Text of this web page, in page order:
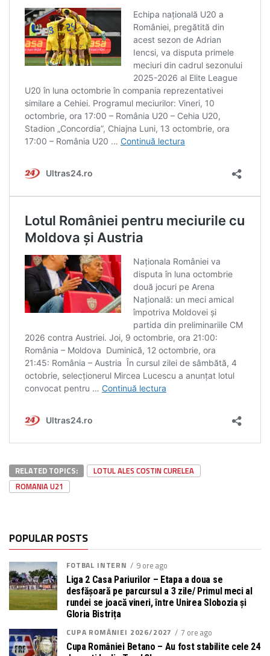
RELATED TOPICS:
LOTUL ALES COSTIN CURELEA
ROMANIA U21
POPULAR POSTS
FOTBAL INTERN 9 ore ago
Liga 2 Casa Pariurilor – Etapa a doua se
desfășoară pe parcursul a 3 zile/ Primul meci al
rundei se joacă vineri, între Unirea Slobozia și
Gloria Bistrița
CUPA ROMÂNIEI 2026/2027
7 ore ago
Cupa României Betano – Au fost stabilite cele 24